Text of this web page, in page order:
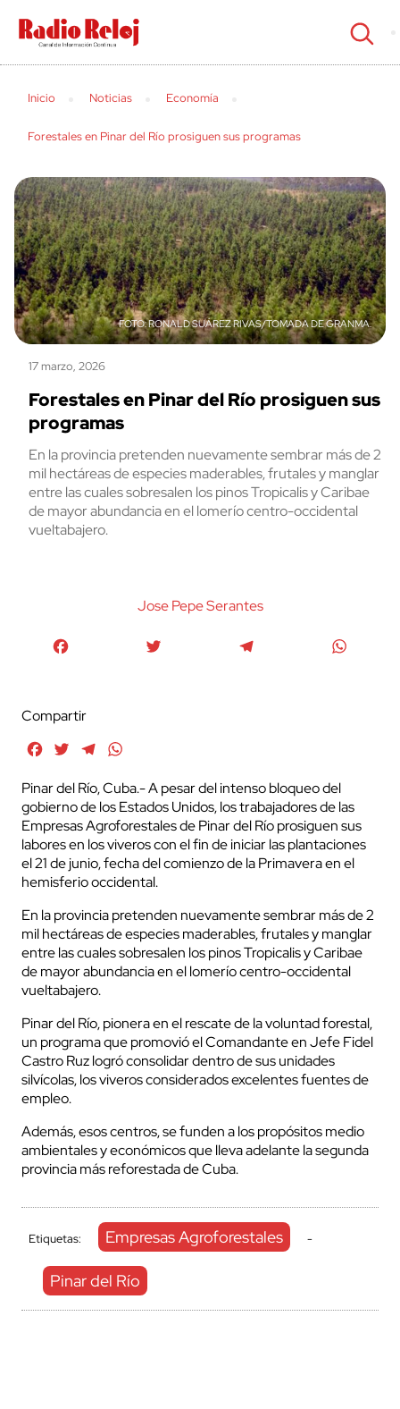
cerrar
Inicio Noticias Economía
Forestales en Pinar del Río prosiguen sus programas
RONALD SUÁREZ RIVAS/TOMADA DE GRANMA.
17 marzo, 2026
Forestales en Pinar del Río prosiguen sus
programas
En la provincia pretenden nuevamente sembrar más de 2
mil hectáreas de especies maderables, frutales y manglar
entre las cuales sobresalen los pinos Tropicalis y Caribae
de mayor abundancia en el lomerío centro-occidental
vueltabajero.
Jose Pepe Serantes
Compartir
FacebookTwitterTelegram
Pinar del Río, Cuba.- A pesar del intenso bloqueo del
gobierno de los Estados Unidos, los trabajadores de las
Empresas Agroforestales de Pinar del Río prosiguen sus
labores en los viveros con el fin de iniciar las plantaciones
el 21 de junio, fecha del comienzo de la Primavera en el
hemisferio occidental.
En la provincia pretenden nuevamente sembrar más de 2
mil hectáreas de especies maderables, frutales y manglar
entre las cuales sobresalen los pinos Tropicalis y Caribae
de mayor abundancia en el lomerío centro-occidental
vueltabajero.
Pinar del Río, pionera en el rescate de la voluntad forestal,
un programa que promovió el Comandante en Jefe Fidel
Castro Ruz logró consolidar dentro de sus unidades
silvícolas, los viveros considerados excelentes fuentes de
empleo.
Además, esos centros, se funden a los propósitos medio
ambientales y económicos que lleva adelante la segunda
provincia más reforestada de Cuba.
Etiquetas: Empresas Agroforestales -
Pinar del Río